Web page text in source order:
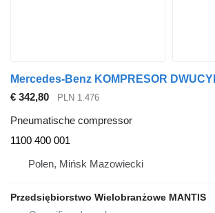
€ 342,80 PLN 1.476
Pneumatische compressor
1100 400 001
Polen, Mińsk Mazowiecki
Przedsiębiorstwo Wielobranżowe MANTIS